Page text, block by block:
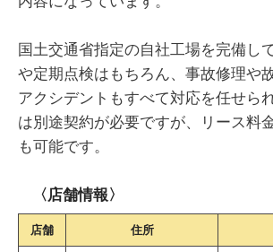
国土交通省指定の自社工場を完備し
や定期点検はもちろん、事故修理や
アクシデントもすべて対応を任せら
は別途契約が必要ですが、リース料
も可能です。
〈店舗情報〉
店舗 住所